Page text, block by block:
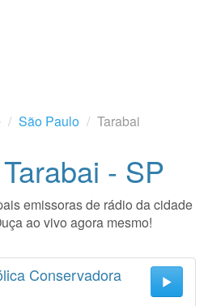
São Paulo Tarabai
- SP
emissoras de rádio da cidade
ao vivo agora mesmo!
Conservadora